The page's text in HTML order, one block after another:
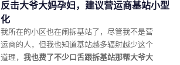
反击大爷大妈孕妇，建议营运商基站小型
化
我所在的小区也在闹拆基站了，尽管我不是营
运商的人，但我也知道基站越多辐射越少这个
道理， 我也费了不少口舌跟拆基站那帮大爷大